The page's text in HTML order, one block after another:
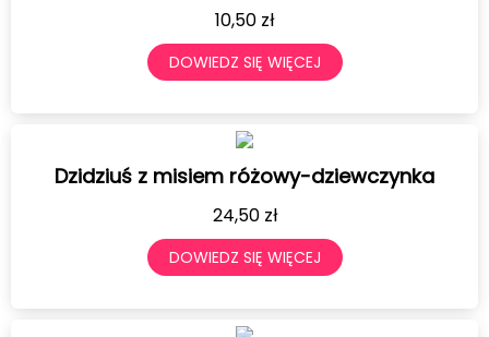
10,50 zł
DOWIEDZ SIĘ WIĘCEJ
Dzidziuś z misiem różowy-dziewczynka
24,50 zł
DOWIEDZ SIĘ WIĘCEJ